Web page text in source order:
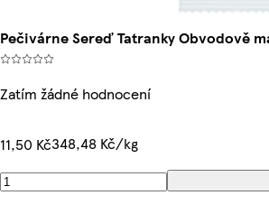
Pečivárne Sereď Tatranky Obvodově
Zatím žádné hodnocení
11,50 Kč348,48 Kč/kg